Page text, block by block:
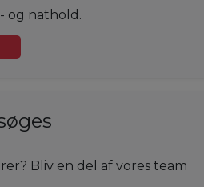
og nathold.
Bliv en del af vores team